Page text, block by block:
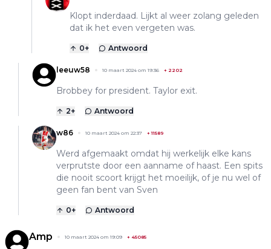
Klopt inderdaad. Lijkt al weer zolang geleden
dat ik het even vergeten was.
0+ Antwoord
leeuw58 10 maart 2024 om 19:36 + 2202
Brobbey for president. Taylor exit.
2+ Antwoord
w86 10 maart 2024 om 22:37 +11589
Werd afgemaakt omdat hij werkelijk elke kans
verprutste door een aanname of haast. Een spits
die nooit scoort krijgt het moeilijk, of je nu wel of
geen fan bent van Sven
0+ Antwoord
Amp 10 maart 2024 om 19:09 + 45085